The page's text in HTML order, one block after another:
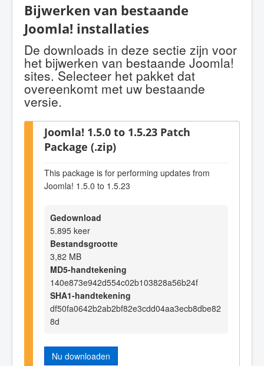
Bijwerken van bestaande
Joomla! installaties
De downloads in deze sectie zijn voor
het bijwerken van bestaande Joomla!
sites. Selecteer het pakket dat
overeenkomt met uw bestaande
versie.
Joomla! 1.5.0 to 1.5.23 Patch
Package (.zip)
This package is for performing updates from
Joomla! 1.5.0 to 1.5.23
Gedownload
5.895 keer
Bestandsgrootte
3,82 MB
MD5-handtekening
140e873e942d554c02b103828a56b24f
SHA1-handtekening
df50fa0642b2ab2bf82e3cdd04aa3ecb8dbe82
8d
Nu downloaden